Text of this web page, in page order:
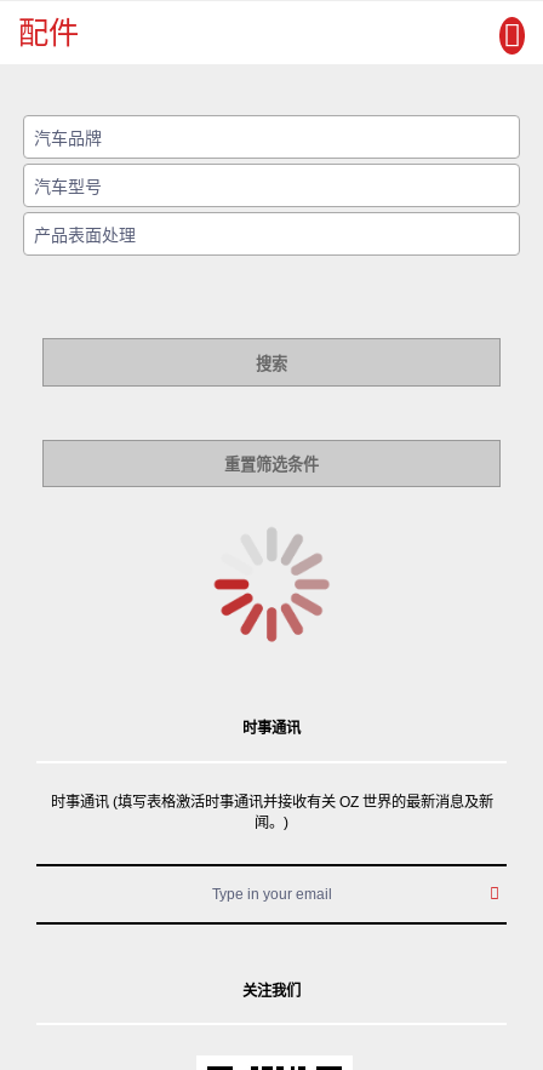
配件
搜索
重置筛选条件
时事通讯
时事通讯 (填写表格激活时事通讯并接收有关 OZ 世界的最新消息及新
闻。)
关注我们